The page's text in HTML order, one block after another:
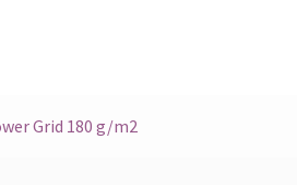
Grid 180 g/m2